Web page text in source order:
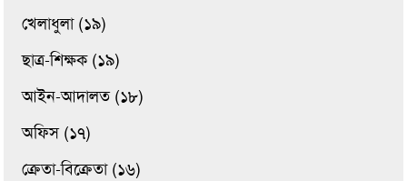
খেলাধুলা (১৯)
ছাত্র-শিক্ষক (১৯)
আইন-আদালত (১৮)
অফিস (১৭)
ক্রেতা-বিক্রেতা (১৬)